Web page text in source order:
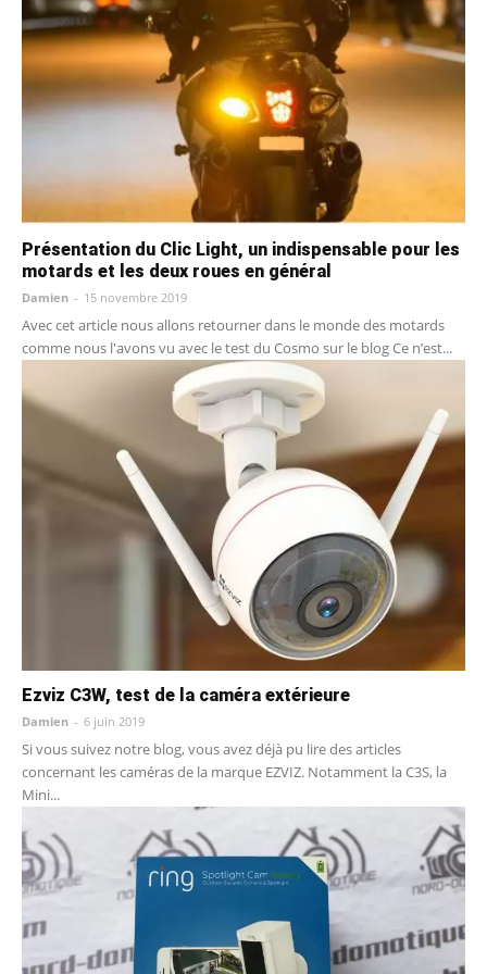
Présentation du Clic Light, un indispensable pour les
motards et les deux roues en général
Damien - 15 novembre 2019
Avec cet article nous allons retourner dans le monde des motards
comme nous l'avons vu avec le test du Cosmo sur le blog Ce n’est...
Ezviz C3W, test de la caméra extérieure
Damien - 6 juin 2019
Si vous suivez notre blog, vous avez déjà pu lire des articles
concernant les caméras de la marque EZVIZ. Notamment la C3S, la
Mini...